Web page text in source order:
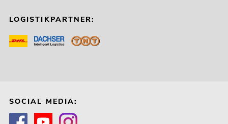
LOGISTIKPARTNER:
SOCIAL MEDIA: